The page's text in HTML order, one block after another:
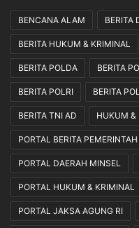
BENCANA ALAM BERITA
BERITA HUKUM & KRIMINAL
BERITA POLDA BERITA
BERITA POLRI BERITA
BERITA TNI AD HUKUM &
PORTAL BERITA PEMERINTAH
PORTAL DAERAH MINSEL
PORTAL HUKUM & KRIMINAL
PORTAL JAKSA AGUNG RI